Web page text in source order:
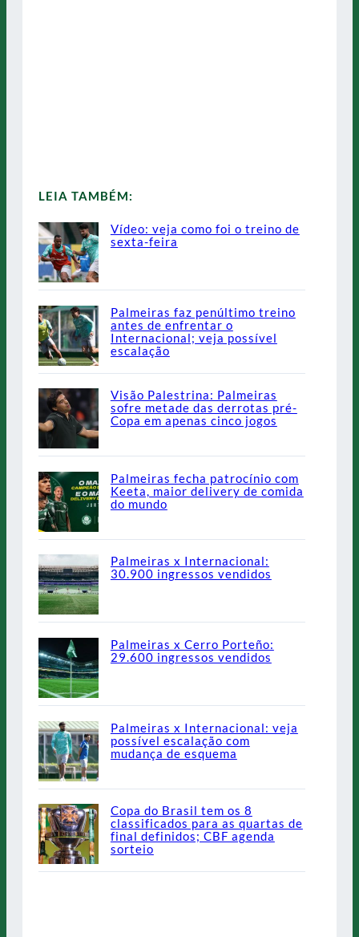
LEIA TAMBÉM:
Vídeo: veja como foi o treino de
sexta-feira
Palmeiras faz penúltimo treino
antes de enfrentar o
Internacional; veja possível
escalação
Visão Palestrina: Palmeiras
sofre metade das derrotas pré-
Copa em apenas cinco jogos
Palmeiras fecha patrocínio com
Keeta, maior delivery de comida
do mundo
Palmeiras x Internacional:
30.900 ingressos vendidos
Palmeiras x Cerro Porteño:
29.600 ingressos vendidos
Palmeiras x Internacional: veja
possível escalação com
mudança de esquema
Copa do Brasil tem os 8
classificados para as quartas de
final definidos; CBF agenda
sorteio